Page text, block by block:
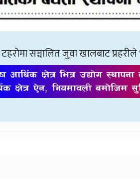
सञ्चालित जुवा खालबाट